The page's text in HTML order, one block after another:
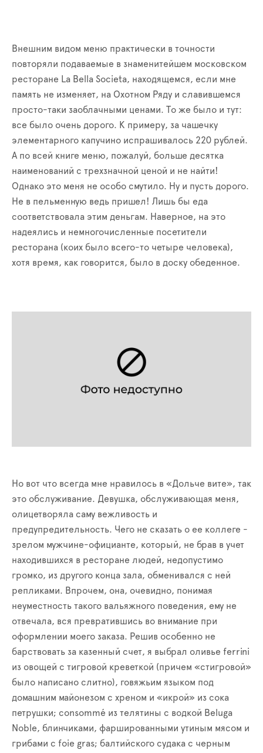
Внешним видом меню практически в точности
повторяли подаваемые в знаменитейшем московском
ресторане La Bella Societa, находящемся, если мне
память не изменяет, на Охотном Ряду и славившемся
просто-таки заоблачными ценами. То же было и тут:
все было очень дорого. К примеру, за чашечку
элементарного капучино испрашивалось 220 рублей.
А по всей книге меню, пожалуй, больше десятка
наименований с трехзначной ценой и не найти!
Однако это меня не особо смутило. Ну и пусть дорого.
Не в пельменную ведь пришел! Лишь бы еда
соответствовала этим деньгам. Наверное, на это
надеялись и немногочисленные посетители
ресторана (коих было всего-то четыре человека),
хотя время, как говорится, было в доску обеденное.
Но вот что всегда мне нравилось в «Дольче вите», так
это обслуживание. Девушка, обслуживающая меня,
олицетворяла саму вежливость и
предупредительность. Чего не сказать о ее коллеге -
зрелом мужчине-официанте, который, не брав в учет
находившихся в ресторане людей, недопустимо
громко, из другого конца зала, обменивался с ней
репликами. Впрочем, она, очевидно, понимая
неуместность такого вальяжного поведения, ему не
отвечала, вся превратившись во внимание при
оформлении моего заказа. Решив особенно не
барствовать за казенный счет, я выбрал оливье ferrini
из овощей с тигровой креветкой (причем «стигровой»
было написано слитно), говяжьим языком под
домашним майонезом с хреном и «икрой» из сока
петрушки; consommé из телятины с водкой Beluga
Noble, блинчиками, фаршированными утиным мясом и
грибами с foie gras; балтийского судака с черным